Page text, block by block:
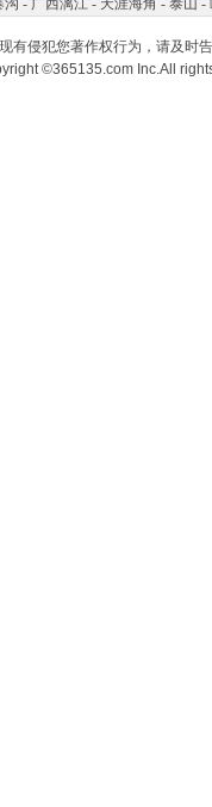
沟 - 广西漓江- 天涯海角 - 泰山 -
有侵犯您著作权行为，请及时
©365135.com Inc.All